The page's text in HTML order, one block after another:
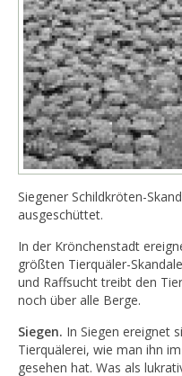
Siegener Schildkröten-
ausgeschüttet.
In der Krönchenstadt
größten Tierquäler-
und Raffsucht treibt den
noch über alle Berge.
Siegen. In Siegen ereignet
Tierquälerei, wie man ihn
gesehen hat. Was als